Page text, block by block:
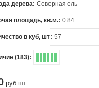
дерева: Северная ель
площадь, кв.м.: 0.84
в куб, шт: 57
(183):
руб.шт.